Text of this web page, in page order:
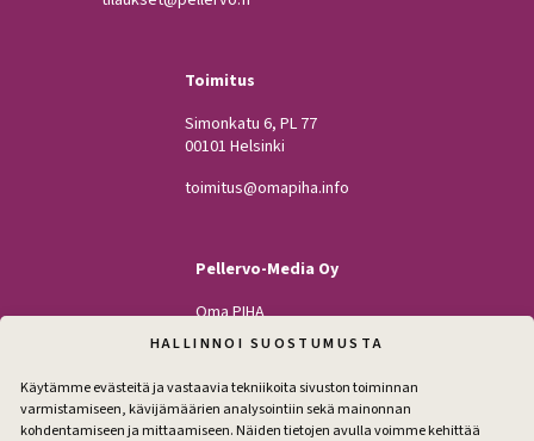
HALLINNOI SUOSTUMUSTA
Käytämme evästeitä ja vastaavia tekniikoita sivuston toiminnan
varmistamiseen, kävijämäärien analysointiin sekä mainonnan
kohdentamiseen ja mittaamiseen. Näiden tietojen avulla voimme kehittää
Toimitus
Simonkatu 6, PL 77
00101 Helsinki
toimitus@omapiha.info
Pellervo-Media Oy
Oma PIHA
Kodin Pellervo
Maatilan Pellervo